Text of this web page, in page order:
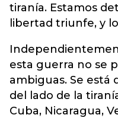
tiranía. Estamos
libertad triunfe, y
esta guerra no se
ambiguas. Se está
del lado de la
Cuba, Nicaragua,